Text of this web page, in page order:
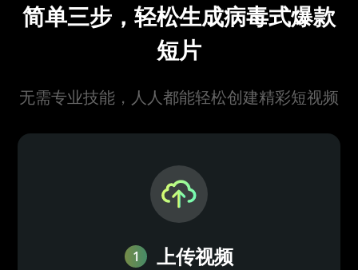
简单三步，轻松生成病毒式爆款
短片
无需专业技能，人人都能轻松创建精彩短视频
1 上传视频